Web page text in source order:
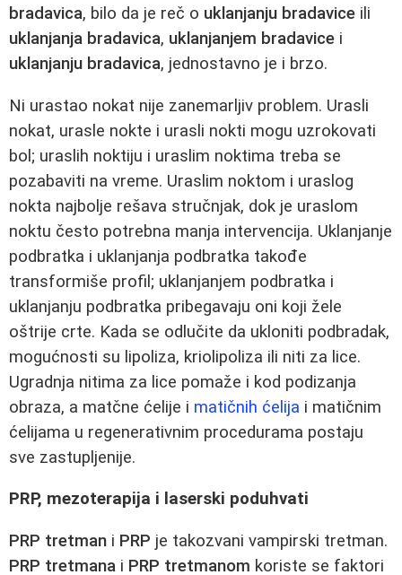
bradavica, bilo da je reč o uklanjanju bradavice ili
uklanjanja bradavica, uklanjanjem bradavice i
uklanjanju bradavica, jednostavno je i brzo.
Ni urastao nokat nije zanemarljiv problem. Urasli
nokat, urasle nokte i urasli nokti mogu uzrokovati
bol; uraslih noktiju i uraslim noktima treba se
pozabaviti na vreme. Uraslim noktom i uraslog
nokta najbolje rešava stručnjak, dok je uraslom
noktu često potrebna manja intervencija. Uklanjanje
podbratka i uklanjanja podbratka takođe
transformiše profil; uklanjanjem podbratka i
uklanjanju podbratka pribegavaju oni koji žele
oštrije crte. Kada se odlučite da ukloniti podbradak,
mogućnosti su lipoliza, kriolipoliza ili niti za lice.
Ugradnja nitima za lice pomaže i kod podizanja
obraza, a matčne ćelije i matičnih ćelija i matičnim
ćelijama u regenerativnim procedurama postaju
sve zastupljenije.
PRP, mezoterapija i laserski poduhvati
PRP tretman i PRP je takozvani vampirski tretman.
PRP tretmana i PRP tretmanom koriste se faktori